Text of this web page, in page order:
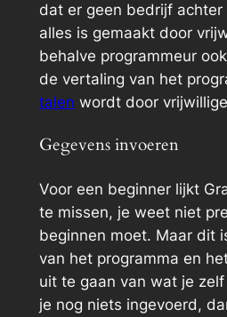
dat er geen bedrijf
alles is gemaakt door
behalve programmeur
de vertaling van het
talen wordt door
Gegevens invoeren
Voor een beginner lijkt
te missen, je weet niet
beginnen moet. Maar dit
van het programma en
uit te gaan van wat je
je nog niets ingevoerd,